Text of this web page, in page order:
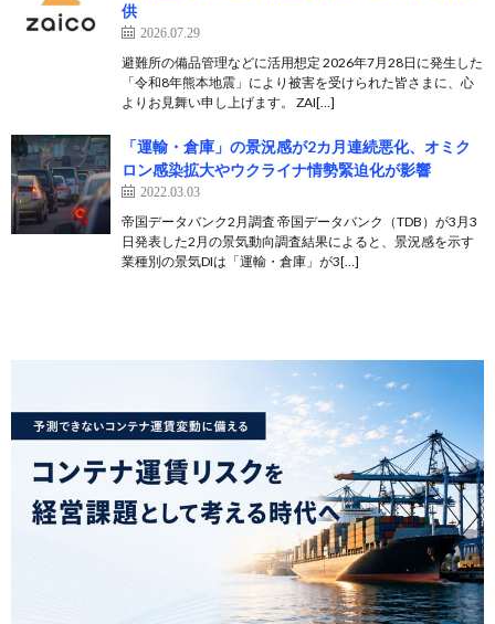
供
2026.07.29
避難所の備品管理などに活用想定 2026年7月28日に発生した
「令和8年熊本地震」により被害を受けられた皆さまに、心
よりお見舞い申し上げます。 ZAI[…]
「運輸・倉庫」の景況感が2カ月連続悪化、オミク
ロン感染拡大やウクライナ情勢緊迫化が影響
2022.03.03
帝国データバンク2月調査 帝国データバンク（TDB）が3月3
日発表した2月の景気動向調査結果によると、景況感を示す
業種別の景気DIは「運輸・倉庫」が3[…]